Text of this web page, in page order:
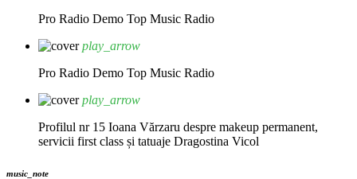
Pro Radio Demo Top Music Radio
play_arrow
Pro Radio Demo Top Music Radio
play_arrow
Profilul nr 15 Ioana Vărzaru despre makeup permanent,
servicii first class și tatuaje Dragostina Vicol
music_note